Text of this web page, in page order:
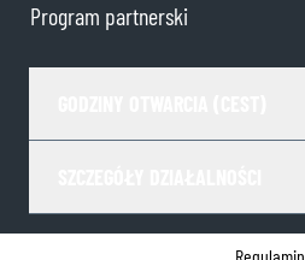
Program partnerski